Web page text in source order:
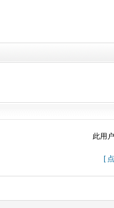
此用
[